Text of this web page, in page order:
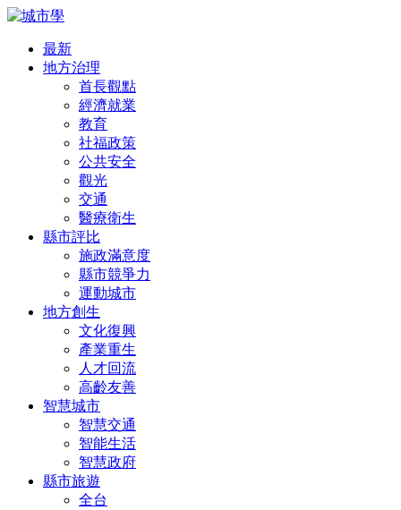
最新
地方治理
首長觀點
經濟就業
教育
社福政策
公共安全
觀光
交通
醫療衛生
縣市評比
施政滿意度
縣市競爭力
運動城市
地方創生
文化復興
產業重生
人才回流
高齡友善
智慧城市
智慧交通
智能生活
智慧政府
縣市旅遊
全台